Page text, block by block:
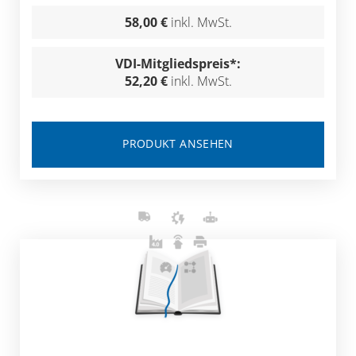
58,00 € inkl. MwSt.
VDI-Mitgliedspreis*:
52,20 € inkl. MwSt.
PRODUKT ANSEHEN